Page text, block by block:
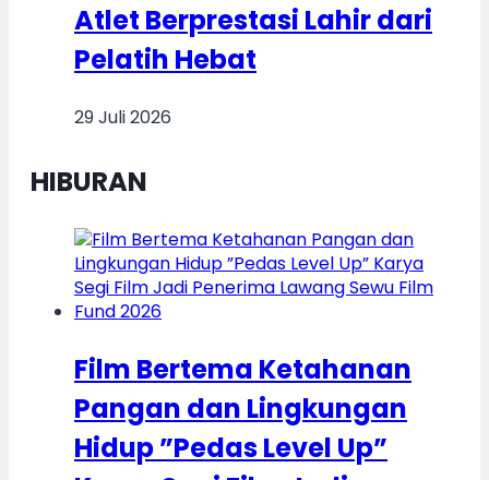
Atlet Berprestasi Lahir dari
Pelatih Hebat
29 Juli 2026
HIBURAN
Film Bertema Ketahanan
Pangan dan Lingkungan
Hidup ”Pedas Level Up”